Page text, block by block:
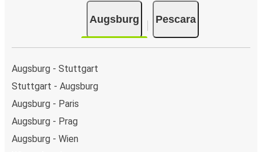
Augsburg Pescara
Augsburg - Stuttgart
Stuttgart - Augsburg
Augsburg - Paris
Augsburg - Prag
Augsburg - Wien